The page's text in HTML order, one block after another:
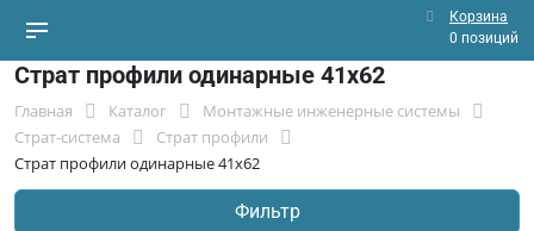
Корзина
0 позиций
Страт профили одинарные 41х62
Главная Каталог
Монтажные инженерные системы
Страт-система
Страт профили
Страт профили одинарные 41х62
Фильтр